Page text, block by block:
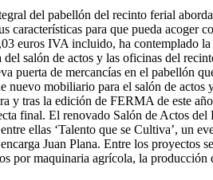
del pabellón del recinto ferial
características para que pueda acoger
euros IVA incluido, ha contemplado
salón de actos y las oficinas del
puerta de mercancías en el pabellón
nuevo mobiliario para el salón de
y tras la edición de FERMA de este
final. El renovado Salón de Actos
ellas ‘Talento que se Cultiva’, un
Juan Plana. Entre los proyectos
por maquinaria agrícola, la